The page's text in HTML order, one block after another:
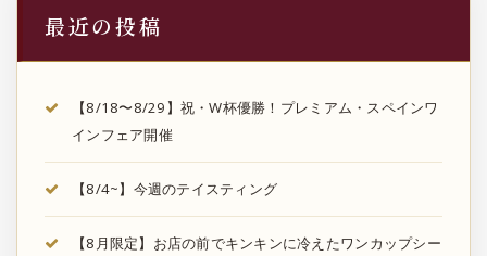
最近の投稿
【8/18〜8/29】祝・W杯優勝！プレミアム・スペインワ
インフェア開催
【8/4~】今週のテイスティング
【8月限定】お店の前でキンキンに冷えたワンカップシー